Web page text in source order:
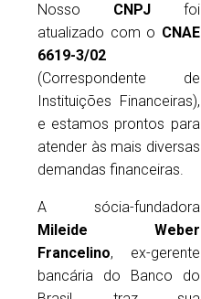
Nosso CNPJfoi
atualizado com o CNAE
6619-3/02
(Correspondente de
Instituições Financeiras),
e estamos prontos para
atender às mais diversas
demandas financeiras.
A sócia-fundadora
Mileide Weber
Francelino, ex-gerente
bancária do Banco do